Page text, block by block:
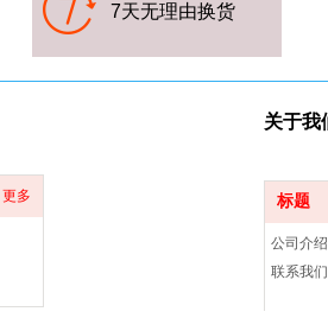
7天无理由换货
更多 标题
公司介绍
联系我们
关于我